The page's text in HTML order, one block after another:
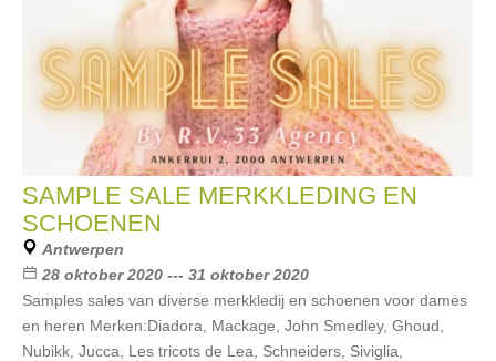
SAMPLE SALE MERKKLEDING EN
SCHOENEN
Antwerpen
28 oktober 2020 --- 31 oktober 2020
Samples sales van diverse merkkledij en schoenen voor dames
en heren Merken:Diadora, Mackage, John Smedley, Ghoud,
Nubikk, Jucca, Les tricots de Lea, Schneiders, Siviglia,